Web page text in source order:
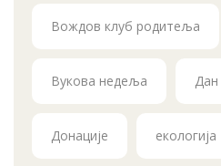
Вождов клуб родитеља
Вукова недеља Дан
Донације екологија